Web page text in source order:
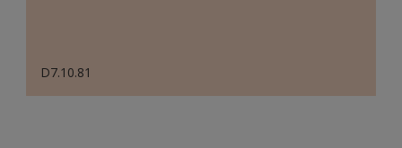
D7.10.81